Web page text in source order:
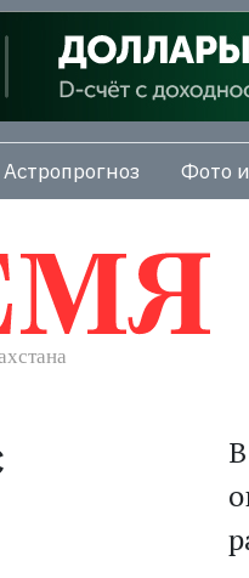
Астропрогноз Фото